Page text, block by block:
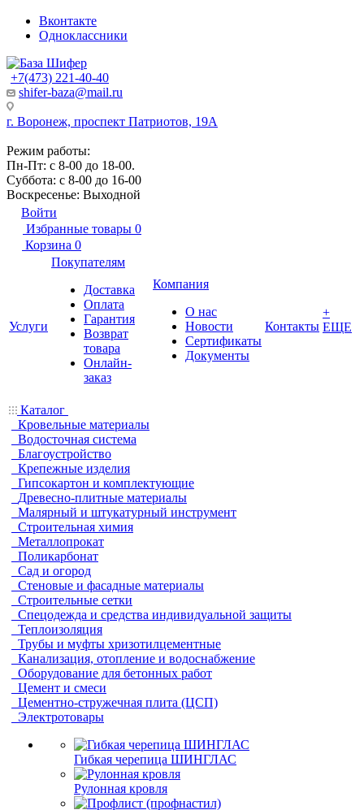
Вконтакте
Одноклассники
+7(473) 221-40-40
shifer-baza@mail.ru
г. Воронеж, проспект Патриотов, 19А
Режим работы:
Пн-Пт: с 8-00 до 18-00.
Суббота: с 8-00 до 16-00
Воскресенье: Выходной
Войти
Избранные товары 0
Корзина 0
Услуги
Покупателям
Доставка
Оплата
Гарантия
Возврат
товара
Онлайн-
заказ
Компания
О нас
Новости
Сертификаты
Документы
Контакты
+
ЕЩЕ
Каталог
Кровельные материалы
Водосточная система
Благоустройство
Крепежные изделия
Гипсокартон и комплектующие
Древесно-плитные материалы
Малярный и штукатурный инструмент
Строительная химия
Металлопрокат
Поликарбонат
Сад и огород
Стеновые и фасадные материалы
Строительные сетки
Спецодежда и средства индивидуальной защиты
Теплоизоляция
Трубы и муфты хризотилцементные
Канализация, отопление и водоснабжение
Оборудование для бетонных работ
Цемент и смеси
Цементно-стружечная плита (ЦСП)
Электротовары
Гибкая черепица ШИНГЛАС
Рулонная кровля